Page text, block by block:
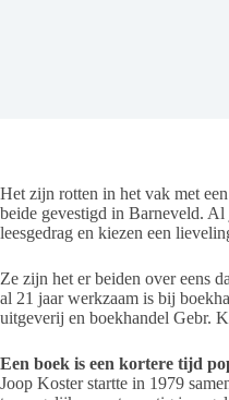
Het zijn rotten in het vak met
beide gevestigd in Barneveld.
leesgedrag en kiezen een
Ze zijn het er beiden over eens
al 21 jaar werkzaam is bij
uitgeverij en boekhandel Gebr.
Een boek is een kortere tijd
Joop Koster startte in 1979